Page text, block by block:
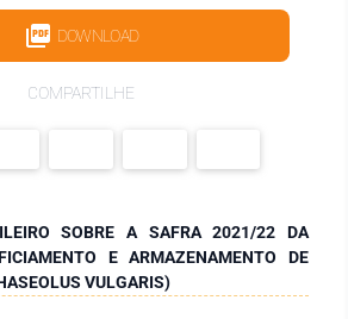
DOWNLOAD
COMPARTILHE
SOBRE A SAFRA 2021/22 DA
E ARMAZENAMENTO DE
VULGARIS)